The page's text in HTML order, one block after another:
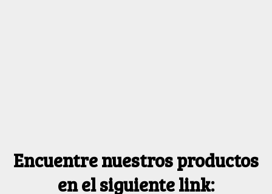
Encuentre nuestros productos
en el siguiente link: